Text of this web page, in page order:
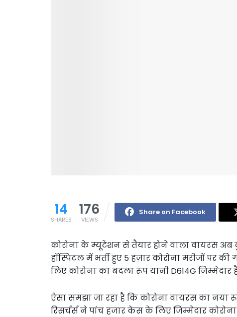
14
SHARES
176
VIEWS
Share on Facebook
कोरोना के म्यूटेशन से तैयार होने वाला वायरस अब
हॉस्पिटल में भर्ती हुए 5 हज़ार कोरोना मरीजों पर
लिए कोरोना का बदला रूप यानी D614G जिम्मेदार
ऐसा समझा जा रहा है कि कोरोना वायरस का
रिसर्चर्स ने पांच हजार केस के लिए जिम्मेदार